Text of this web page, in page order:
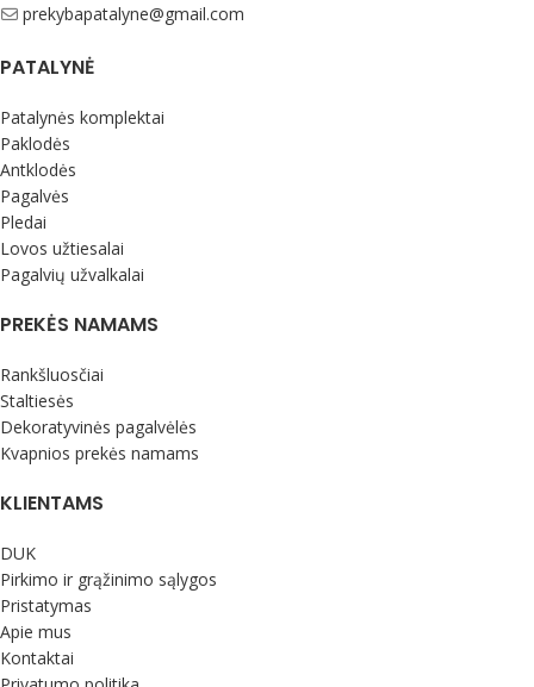
prekybapatalyne@gmail.com
PATALYNĖ
Patalynės komplektai
Paklodės
Antklodės
Pagalvės
Pledai
Lovos užtiesalai
Pagalvių užvalkalai
PREKĖS NAMAMS
Rankšluosčiai
Staltiesės
Dekoratyvinės pagalvėlės
Kvapnios prekės namams
KLIENTAMS
DUK
Pirkimo ir grąžinimo sąlygos
Pristatymas
Apie mus
Kontaktai